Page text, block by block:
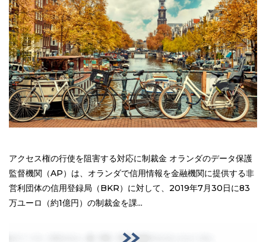
アクセス権の行使を阻害する対応に制裁金 オランダのデータ保護
監督機関（AP）は、オランダで信用情報を金融機関に提供する非
営利団体の信用登録局（BKR）に対して、2019年7月30日に83
万ユーロ（約1億円）の制裁金を課...